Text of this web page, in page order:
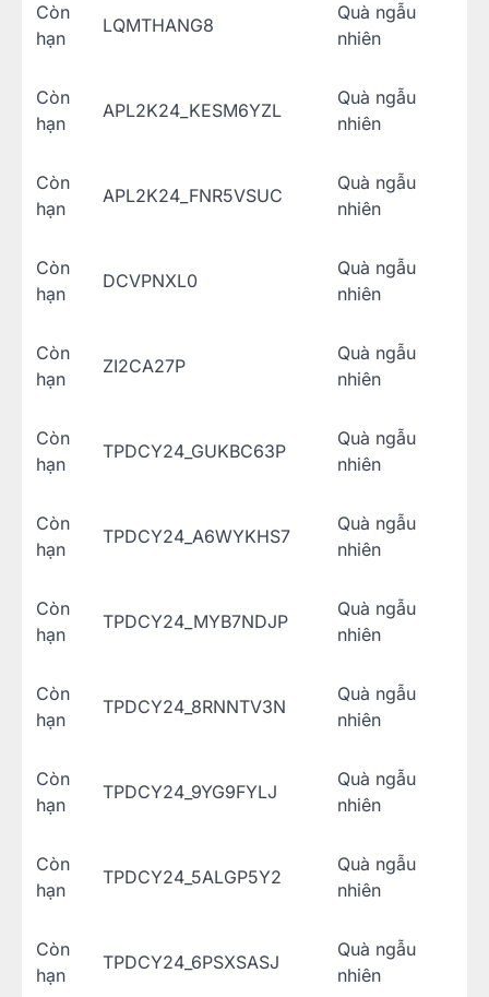
Còn
hạn
LQMTHANG8
Quà ngẫu
nhiên
Còn
hạn
APL2K24_KESM6YZL
Quà ngẫu
nhiên
Còn
hạn
APL2K24_FNR5VSUC
Quà ngẫu
nhiên
Còn
hạn
DCVPNXL0
Quà ngẫu
nhiên
Còn
hạn
ZI2CA27P
Quà ngẫu
nhiên
Còn
hạn
TPDCY24_GUKBC63P
Quà ngẫu
nhiên
Còn
hạn
TPDCY24_A6WYKHS7
Quà ngẫu
nhiên
Còn
hạn
TPDCY24_MYB7NDJP
Quà ngẫu
nhiên
Còn
hạn
TPDCY24_8RNNTV3N
Quà ngẫu
nhiên
Còn
hạn
TPDCY24_9YG9FYLJ
Quà ngẫu
nhiên
Còn
hạn
TPDCY24_5ALGP5Y2
Quà ngẫu
nhiên
Còn
hạn
TPDCY24_6PSXSASJ
Quà ngẫu
nhiên